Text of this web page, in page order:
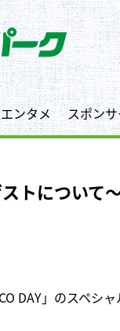
エンタメ スポン
トについて
DAY」のスペシ